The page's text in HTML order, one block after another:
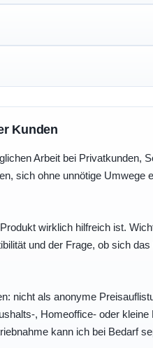
Kunden
Arbeit bei Privatkunden,
sich ohne unnötige Umwege
wirklich hilfreich ist.
und der Frage, ob sich
nicht als anonyme
, Homeoffice- oder kleine
kann ich bei Bedarf